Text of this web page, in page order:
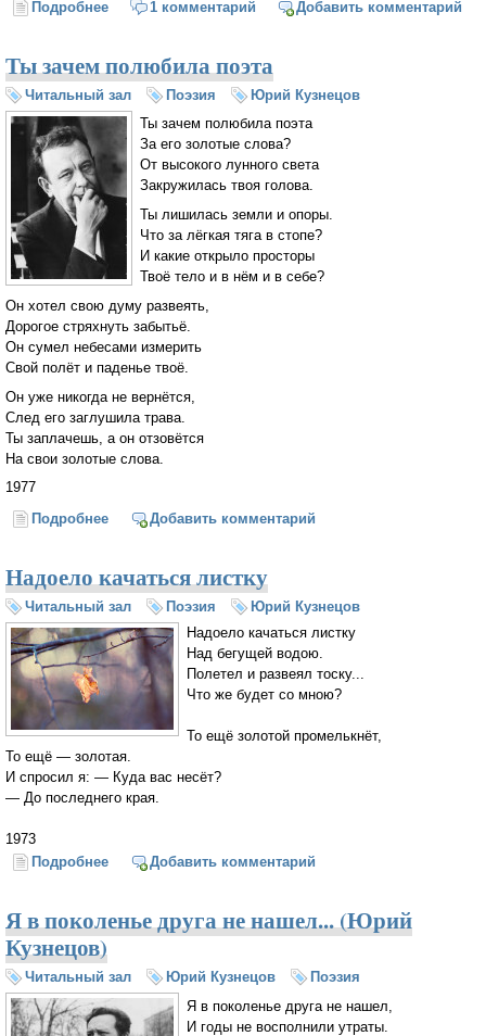
Подробнее о Плач о самом себе
1 комментарий Добавить комментарий
Ты зачем полюбила поэта
Читальный зал Поэзия
Юрий Кузнецов
Ты зачем полюбила поэта
За его золотые слова?
От высокого лунного света
Закружилась твоя голова.
Ты лишилась земли и опоры.
Что за лёгкая тяга в стопе?
И какие открыло просторы
Твоё тело и в нём и в себе?
Он хотел свою думу развеять,
Дорогое стряхнуть забытьё.
Он сумел небесами измерить
Свой полёт и паденье твоё.
Он уже никогда не вернётся,
След его заглушила трава.
Ты заплачешь, а он отзовётся
На свои золотые слова.
1977
Подробнее о Ты зачем полюбила поэта
Добавить комментарий
Надоело качаться листку
Читальный зал Поэзия
Юрий Кузнецов
Надоело качаться листку
Над бегущей водою.
Полетел и развеял тоску...
Что же будет со мною?
То ещё золотой промелькнёт,
То ещё — золотая.
И спросил я: — Куда вас несёт?
— До последнего края.
1973
Подробнее о Надоело качаться листку
Добавить комментарий
Я в поколенье друга не нашел... (Юрий
Кузнецов)
Читальный зал Юрий Кузнецов
Поэзия
Я в поколенье друга не нашел,
И годы не восполнили утраты.